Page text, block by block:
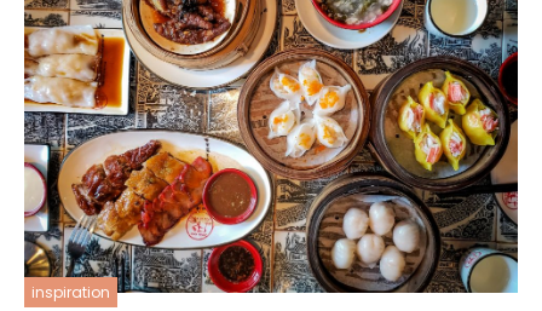
inspiration